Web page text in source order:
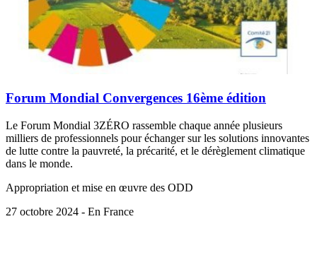
Forum Mondial Convergences 16ème édition
Le Forum Mondial 3ZÉRO rassemble chaque année plusieurs
milliers de professionnels pour échanger sur les solutions innovantes
de lutte contre la pauvreté, la précarité, et le dérèglement climatique
dans le monde.
Appropriation et mise en œuvre des ODD
27 octobre 2024 - En France